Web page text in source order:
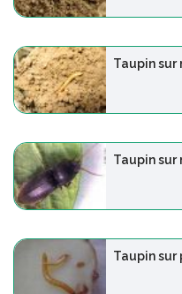
Taupin sur
Taupin sur
Taupin sur